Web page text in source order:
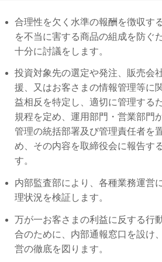
合理性を欠く水準の報酬を徴収す
を不当に害する商品の組成を防ぐ
十分に討議をします。
投資対象先の選定や発注、販売会
援、又はお客さまの情報管理等に
益相反を特定し、適切に管理する
規程を定め、運用部門・営業部門
管理の統括部署及び管理責任者を
め、その内容を取締役会に報告す
す。
内部監査部により、各種業務運営
理状況を検証します。
万が一お客さまの利益に反する行
合のために、内部通報窓口を設け
営の徹底を図ります。